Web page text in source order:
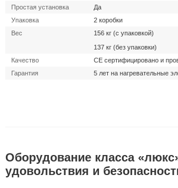
Простая установка
Да
Упаковка
2 коробки
Вес
156 кг (с упаковкой)
137 кг (без упаковки)
Качество
CE сертифицировано и
Гарантия
5 лет на нагревательные
Оборудование класса
удовольствия и